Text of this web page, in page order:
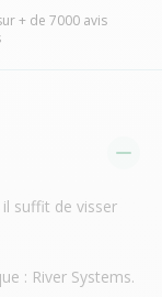
+ de 7000 avis
il suffit de visser
: River Systems.